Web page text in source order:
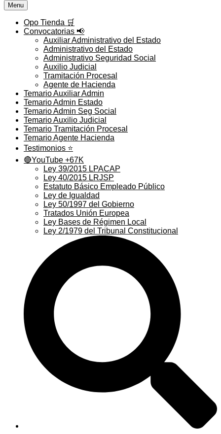
Menu
Opo Tienda 🛒
Convocatorias 📢
Auxiliar Administrativo del Estado
Administrativo del Estado
Administrativo Seguridad Social
Auxilio Judicial
Tramitación Procesal
Agente de Hacienda
Temario Auxiliar Admin
Temario Admin Estado
Temario Admin Seg Social
Temario Auxilio Judicial
Temario Tramitación Procesal
Temario Agente Hacienda
Testimonios ⭐️
🔴YouTube +67K
Ley 39/2015 LPACAP
Ley 40/2015 LRJSP
Estatuto Básico Empleado Público
Ley de Igualdad
Ley 50/1997 del Gobierno
Tratados Unión Europea
Ley Bases de Régimen Local
Ley 2/1979 del Tribunal Constitucional